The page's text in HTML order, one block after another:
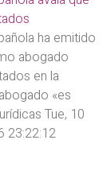
ha emitido
abogado
en la
«es
Tue, 10
23:22:12